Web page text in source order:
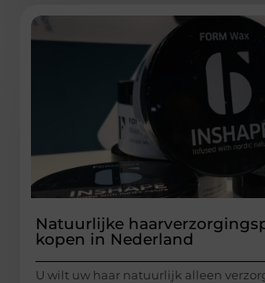
Natuurlijke
kopen in Nederland
U wilt uw haar natuurlijk alleen